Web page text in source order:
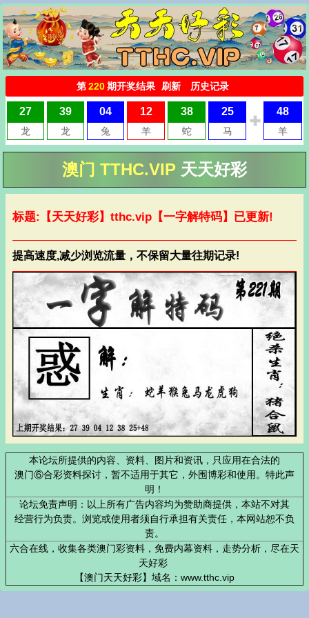
澳门 TTHC.VIP 天天好彩
标题:【天天好彩】 tthc.vip 【一字解特码】已更新!
提高速度,减少浏览流量，不保留大量往期记录!
本论坛所提供的内容、资料、图片和资讯，只应用在合法的
澳门⑥合彩资料探讨，暂不适用于其它，外围博彩和使用。特此声
明！
论坛免责声明：以上所有广告内容均为赞助商提供，本站不对其
经营行为负责。浏览或使用者须自行承担有关责任，本网站恕不负
责。
六合在线，收集各类澳门彩资料，免费内幕资料，走势分析，尽在天
天好彩
【澳门天天好彩】域名：www.tthc.vip